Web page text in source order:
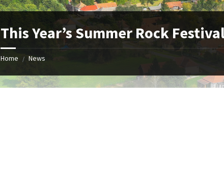
This Year’s Summer Rock
Home / News